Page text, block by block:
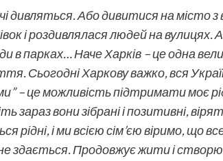
дивляться. Або дивитися на
і роздивлялася людей на вулицях.
парках… Наче Харків – це одна
Сьогодні Харкову важко, вся
– це можливість підтримати моє
зараз вони зібрані і позитивні,
рідні, і ми всією сім’єю віримо, що
здається. Продовжує жити і